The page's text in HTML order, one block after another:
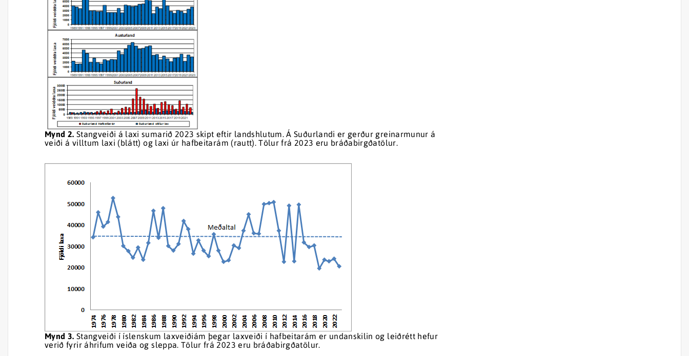
Mynd 2. Stangveiði á laxi sumarið 2023 skipt eftir landshlutum. Á Suðurlandi er gerður greinarmunur á
veiði á villtum laxi (blátt) og laxi úr hafbeitarám (rautt). Tölur frá 2023 eru bráðabirgðatölur.
Mynd 3. Stangveiði í íslenskum laxveiðiám þegar laxveiði í hafbeitarám er undanskilin og leiðrétt hefur
verið fyrir áhrifum veiða og sleppa. Tölur frá 2023 eru bráðabirgðatölur.